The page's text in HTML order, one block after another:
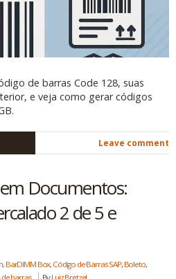
de barras Code 128, suas
e veja como gerar códigos
Leave comment
Documentos:
2 de 5 e
BarDIMM Box, Código de Barras SAP, Boleto,